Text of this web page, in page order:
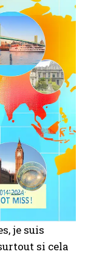
je suis
si cela